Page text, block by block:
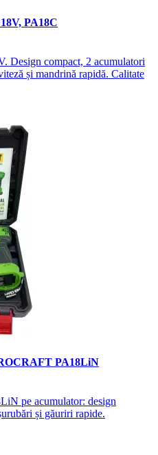
PA18C
Design compact, 2 acumulatori
și mandrină rapidă. Calitate
PA18LiN
pe acumulator: design
și găuriri rapide.